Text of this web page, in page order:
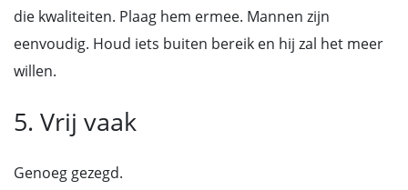
die kwaliteiten. Plaag hem ermee. Mannen zijn
eenvoudig. Houd iets buiten bereik en hij zal het meer
willen.
5. Vrij vaak
Genoeg gezegd.